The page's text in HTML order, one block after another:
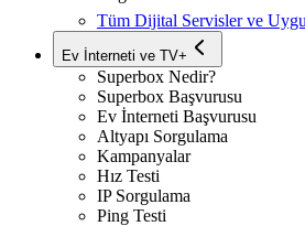
Tüm Dijital Servisler ve
Ev İnterneti ve TV+
Superbox Nedir?
Superbox Başvurusu
Ev İnterneti Başvurusu
Altyapı Sorgulama
Kampanyalar
Hız Testi
IP Sorgulama
Ping Testi